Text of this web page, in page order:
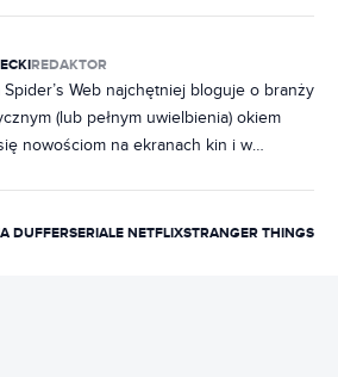
REDAKTOR
Spider’s Web najchętniej bloguje o branży
(lub pełnym uwielbienia) okiem
nowościom na ekranach kin i w
akcją popcorniaki. Niemal cały swój czas
DUFFERSERIALE NETFLIXSTRANGER THINGS